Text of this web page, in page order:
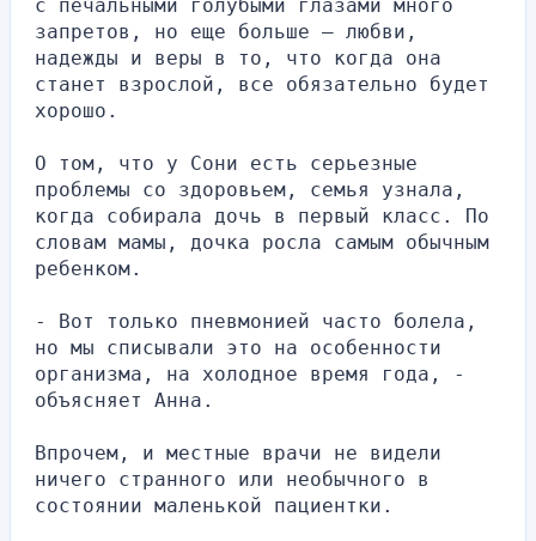
с печальными голубыми глазами много
запретов, но еще больше – любви,
надежды и веры в то, что когда она
станет взрослой, все обязательно будет
хорошо.
О том, что у Сони есть серьезные
проблемы со здоровьем, семья узнала,
когда собирала дочь в первый класс. По
словам мамы, дочка росла самым обычным
ребенком.
- Вот только пневмонией часто болела,
но мы списывали это на особенности
организма, на холодное время года, -
объясняет Анна.
Впрочем, и местные врачи не видели
ничего странного или необычного в
состоянии маленькой пациентки.